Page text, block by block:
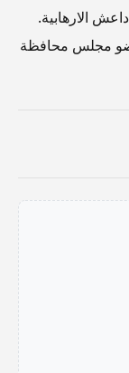
الارهابية.
مجلس محافظة